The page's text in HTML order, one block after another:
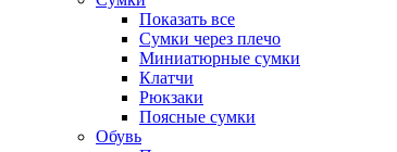
Показать все
Сумки через плечо
Миниатюрные cумки
Клатчи
Рюкзаки
Поясные сумки
Обувь